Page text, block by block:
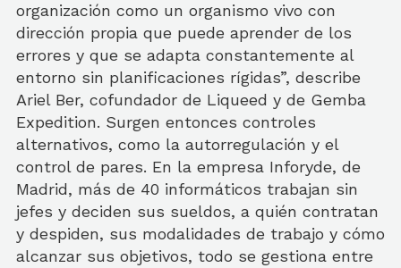
organización como un organismo vivo con
dirección propia que puede aprender de los
errores y que se adapta constantemente al
entorno sin planificaciones rígidas”, describe
Ariel Ber, cofundador de Liqueed y de Gemba
Expedition. Surgen entonces controles
alternativos, como la autorregulación y el
control de pares. En la empresa Inforyde, de
Madrid, más de 40 informáticos trabajan sin
jefes y deciden sus sueldos, a quién contratan
y despiden, sus modalidades de trabajo y cómo
alcanzar sus objetivos, todo se gestiona entre